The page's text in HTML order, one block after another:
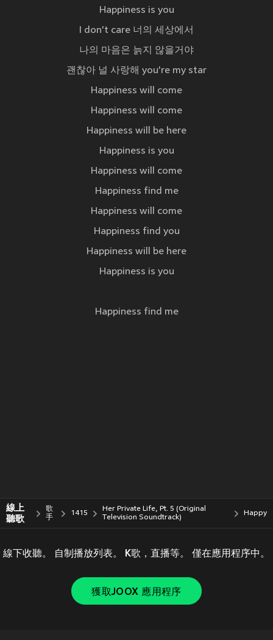
Happiness is you
I don't care 너의 세상에서
나의 마음은 늙지 않을거야
괜찮아 널 사랑해 you're my star
Happiness will come
Happiness will come
Happiness will be here
Happiness is you
Happiness will come
Happiness find me
Happiness will come
Happiness find you
Happiness will be here
Happiness is you
Happiness find me
線上
聽歌
歌
手
1415
Her Private Life, Pt. 5 (Original
Television Soundtrack)
Happy
線下收聽。 自制播放列表。 K歌，直播等。 僅在應用程序中。
獲取JOOX 應用程序